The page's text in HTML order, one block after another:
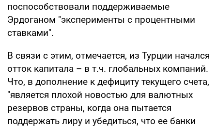
поспособствовали поддерживаемые
Эрдоганом "эксперименты с процентными
ставками".
В связи с этим, отмечается, из Турции начался
отток капитала – в т.ч. глобальных компаний.
Что, в дополнение к дефициту текущего счета,
"является плохой новостью для валютных
резервов страны, когда она пытается
поддержать лиру и убедиться, что ее банки